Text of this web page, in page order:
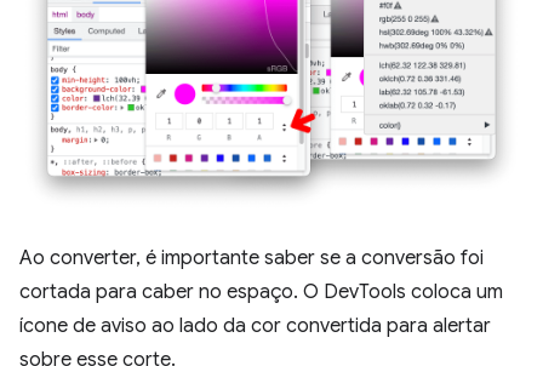
Ao converter, é importante saber se a conversão foi
cortada para caber no espaço. O DevTools coloca um
ícone de aviso ao lado da cor convertida para alertar
sobre esse corte.